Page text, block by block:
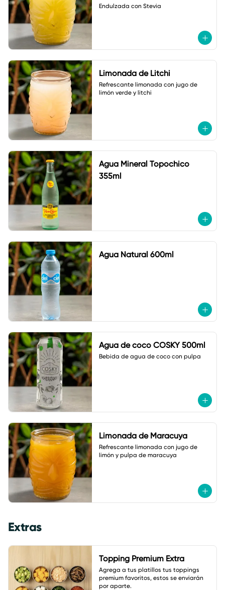
Endulzada con Stevia
Limonada de Litchi
Refrescante limonada con jugo de
limón verde y litchi
Agua Mineral Topochico
355ml
Agua Natural 600ml
Agua de coco COSKY 500ml
Bebida de agua de coco con pulpa
Limonada de Maracuya
Refrescante limonada con jugo de
limón y pulpa de maracuya
Extras
Topping Premium Extra
Agrega a tus platillos tus toppings
premium favoritos, estos se enviarán
por aparte.